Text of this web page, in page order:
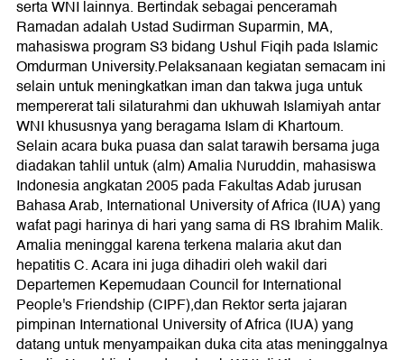
serta WNI lainnya. Bertindak sebagai penceramah
Ramadan adalah Ustad Sudirman Suparmin, MA,
mahasiswa program S3 bidang Ushul Fiqih pada Islamic
Omdurman University.Pelaksanaan kegiatan semacam ini
selain untuk meningkatkan iman dan takwa juga untuk
mempererat tali silaturahmi dan ukhuwah Islamiyah antar
WNI khususnya yang beragama Islam di Khartoum.
Selain acara buka puasa dan salat tarawih bersama juga
diadakan tahlil untuk (alm) Amalia Nuruddin, mahasiswa
Indonesia angkatan 2005 pada Fakultas Adab jurusan
Bahasa Arab, International University of Africa (IUA) yang
wafat pagi harinya di hari yang sama di RS Ibrahim Malik.
Amalia meninggal karena terkena malaria akut dan
hepatitis C. Acara ini juga dihadiri oleh wakil dari
Departemen Kepemudaan Council for International
People's Friendship (CIPF),dan Rektor serta jajaran
pimpinan International University of Africa (IUA) yang
datang untuk menyampaikan duka cita atas meninggalnya